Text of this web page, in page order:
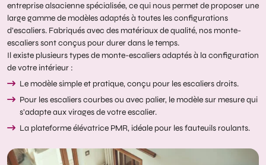
entreprise alsacienne spécialisée, ce qui nous permet de proposer une
large gamme de modèles adaptés à toutes les configurations
d’escaliers. Fabriqués avec des matériaux de qualité, nos monte-
escaliers sont conçus pour durer dans le temps.
Il existe plusieurs types de monte-escaliers adaptés à la configuration
de votre intérieur :
Le modèle simple et pratique, conçu pour les escaliers droits.
Pour les escaliers courbes ou avec palier, le modèle sur mesure qui
s’adapte aux virages de votre escalier.
La plateforme élévatrice PMR, idéale pour les fauteuils roulants.